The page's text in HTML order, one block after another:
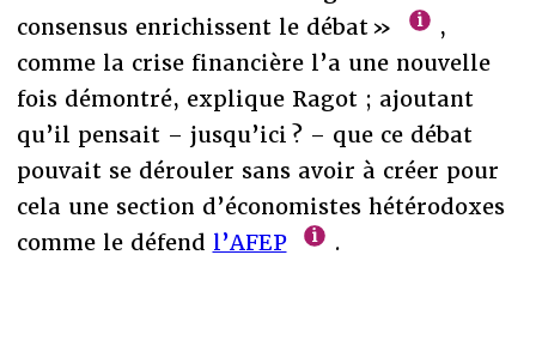
consensus enrichissent le débat »
,
comme la crise financière l’a une nouvelle
fois démontré, explique Ragot ; ajoutant
qu’il pensait – jusqu’ici ? – que ce débat
pouvait se dérouler sans avoir à créer pour
cela une section d’économistes hétérodoxes
comme le défend l’AFEP .